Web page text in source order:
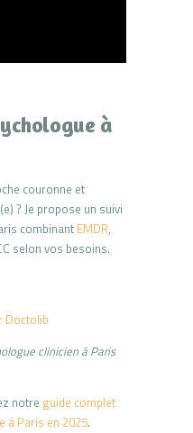
à
couronne et
? Je propose un suivi
combinant EMDR,
selon vos besoins.
Doctolib
clinicien à Paris
notre guide complet
à Paris en 2025.